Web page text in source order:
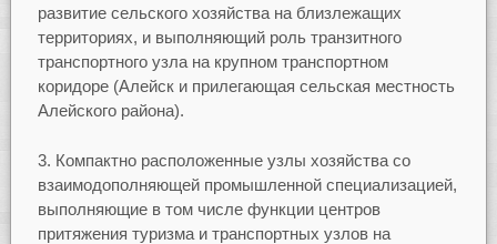
развитие сельского хозяйства на близлежащих
территориях, и выполняющий роль транзитного
транспортного узла на крупном транспортном
коридоре (Алейск и прилегающая сельская местность
Алейского района).
3. Компактно расположенные узлы хозяйства со
взаимодополняющей промышленной специализацией,
выполняющие в том числе функции центров
притяжения туризма и транспортных узлов на